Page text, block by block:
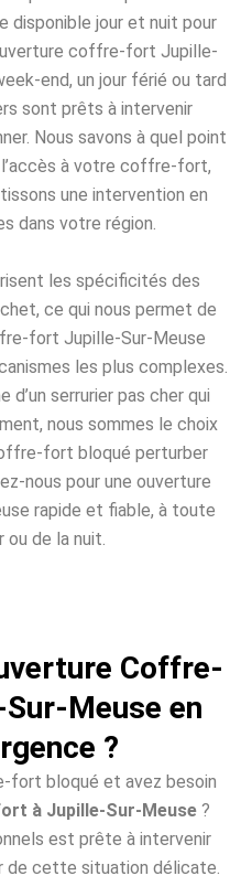
disponible jour et nuit pour
coffre-fort Jupille-
end, un jour férié ou tard
sont prêts à intervenir
Nous savons à quel point
à votre coffre-fort,
une intervention en
dans votre région.
les spécificités des
ce qui nous permet de
fort Jupille-Sur-Meuse
les plus complexes.
d’un serrurier pas cher qui
nous sommes le choix
fort bloqué perturber
nous pour une ouverture
rapide et fiable, à toute
ou de la nuit.
Coffre-
Meuse en
?
fort bloqué et avez besoin
à Jupille-Sur-Meuse ?
est prête à intervenir
de cette situation délicate.